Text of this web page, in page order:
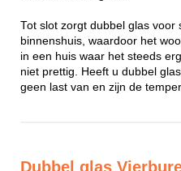
Tot slot zorgt dubbel glas voor
binnenshuis, waardoor het
in een huis waar het steeds
niet prettig. Heeft u dubbel
geen last van en zijn de
Dubbel glas